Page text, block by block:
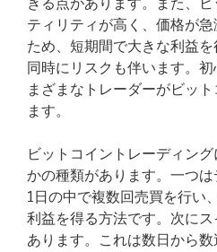
ティリティが高く、価格が
ため、短期間で大きな利益を
同時にリスクも伴います。
まざまなトレーダーがビッ
ます。
ビットコイントレーディン
かの種類があります。一つは
1日の中で複数回売買を行い
利益を得る方法です。次に
あります。これは数日から